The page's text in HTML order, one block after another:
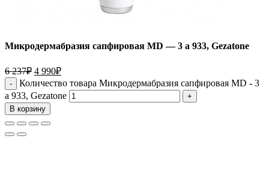
Микродермабразия сапфировая MD — 3 a 933, Gezatone
6 237₽ 4 990₽
Количество товара Микродермабразия сапфировая MD - 3
a 933, Gezatone
В корзину